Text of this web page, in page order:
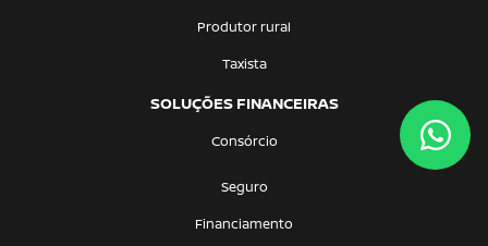
Produtor rural
Taxista
SOLUÇÕES FINANCEIRAS
Consórcio
Seguro
Financiamento